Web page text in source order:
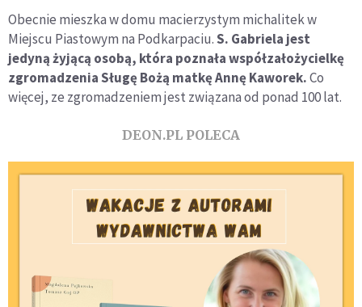
Obecnie mieszka w domu macierzystym michalitek w
Miejscu Piastowym na Podkarpaciu.S. Gabriela jest
jedyną żyjącą osobą, która poznała współzałożycielkę
zgromadzenia Sługę Bożą matkę Annę Kaworek.Co
więcej, ze zgromadzeniem jest związana od ponad 100 lat.
DEON.PL POLECA